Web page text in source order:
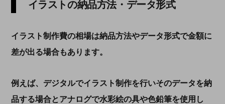
イラストの納品方法・データ形式
イラスト制作費の相場は納品方法やデータ形式で金額に
差が出る場合もあります。
例えば、デジタルでイラスト制作を行いそのデータを納
品する場合とアナログで水彩絵の具や色鉛筆を使用し